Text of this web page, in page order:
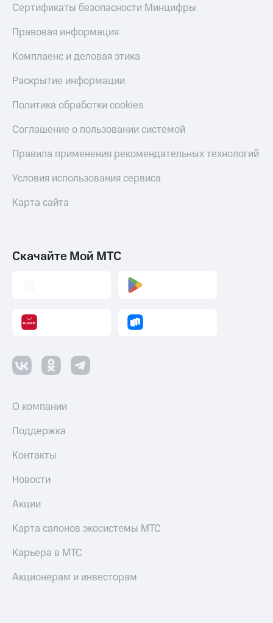
Сертификаты безопасности Минцифры
Правовая информация
Комплаенс и деловая этика
Раскрытие информации
Политика обработки cookies
Соглашение о пользовании системой
Правила применения рекомендательных технологий
Условия использования сервиса
Карта сайта
Скачайте Мой МТС
О компании
Поддержка
Контакты
Новости
Акции
Карта салонов экосистемы МТС
Карьера в МТС
Акционерам и инвесторам